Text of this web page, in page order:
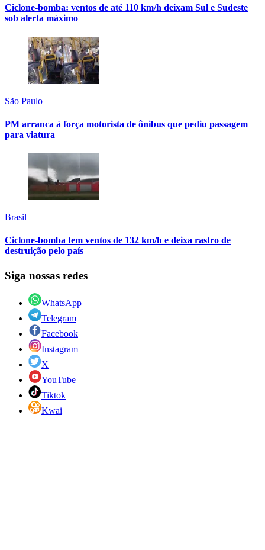
Ciclone-bomba: ventos de até 110 km/h deixam Sul e Sudeste
sob alerta máximo
São Paulo
PM arranca à força motorista de ônibus que pediu passagem
para viatura
Brasil
Ciclone-bomba tem ventos de 132 km/h e deixa rastro de
destruição pelo país
Siga nossas redes
WhatsApp
Telegram
Facebook
Instagram
X
YouTube
Tiktok
Kwai